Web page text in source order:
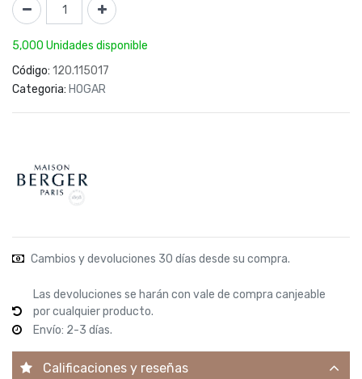
5,000 Unidades disponible
Código: 120.115017
Categoria: HOGAR
Cambios y devoluciones 30 días desde su compra.
Las devoluciones se harán con vale de compra canjeable
por cualquier producto.
Envío: 2-3 días.
Calificaciones y reseñas